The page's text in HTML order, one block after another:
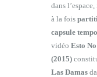
dans
à la fois
capsule
vidéo Esto
(2015)
Las Damas